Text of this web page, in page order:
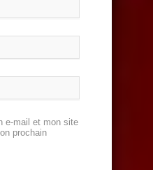
e-mail et mon site
prochain